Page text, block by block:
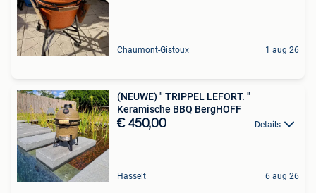
Chaumont-Gistoux 1 aug 26
(NEUWE) " TRIPPEL LEFORT. "
Keramische BBQ BergHOFF
€ 450,00 Details
Hasselt 6 aug 26